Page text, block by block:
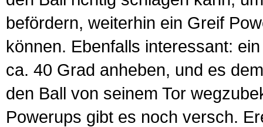
befördern, weiterhin ein Greif
können. Ebenfalls interessant:
ca. 40 Grad anheben, und es
den Ball von seinem Tor
Powerups gibt es noch versch.